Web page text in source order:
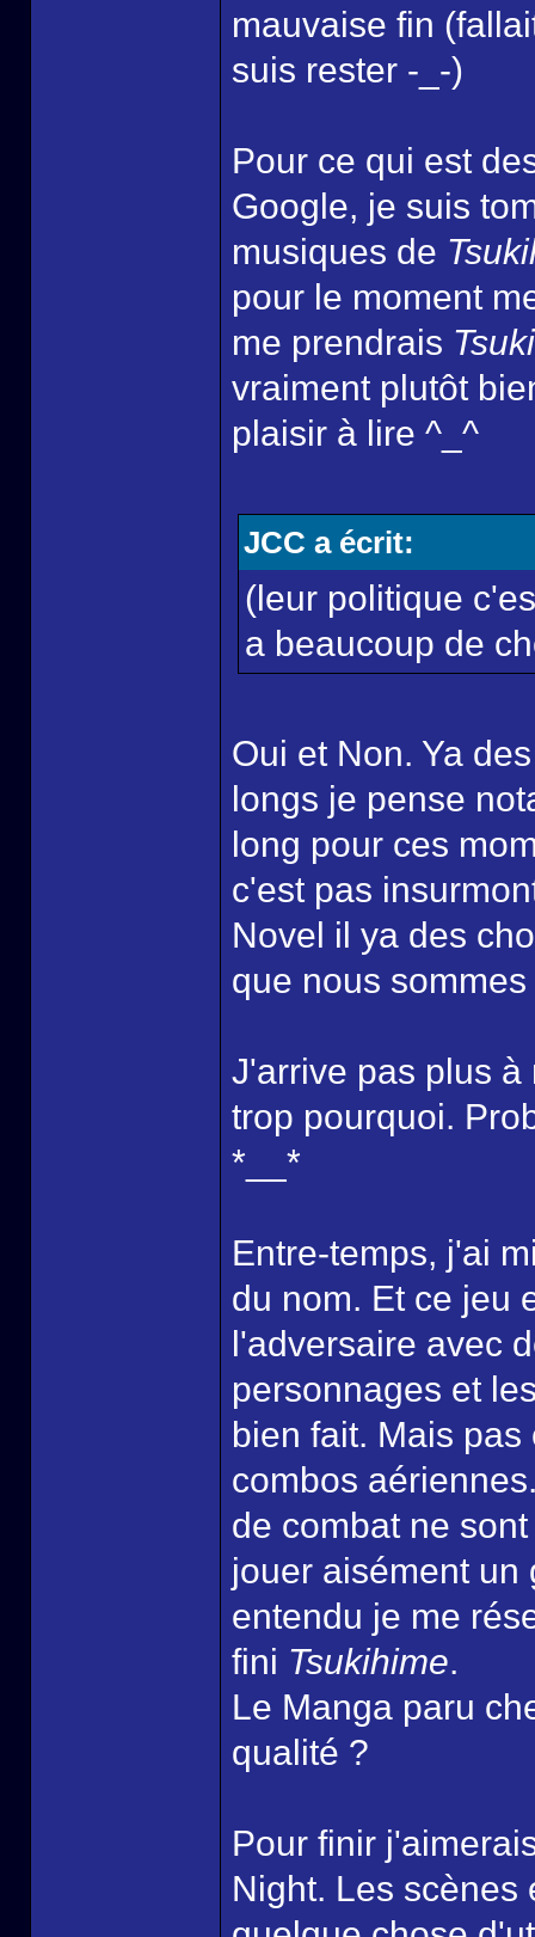
mauvaise fin
suis rester -_-)
Pour ce qui est
Google, je suis
musiques de
pour le moment
me prendrais
vraiment plutôt
plaisir à lire ^_^
JCC a écrit:
(leur politique
a beaucoup de
Oui et Non. Ya
longs je pense
long pour ces
c'est pas
Novel il ya des
que nous
J'arrive pas plus
trop pourquoi.
*__*
Entre-temps, j'ai
du nom. Et ce jeu
l'adversaire avec
personnages et
bien fait. Mais
combos
de combat ne
jouer aisément un
entendu je me
fini Tsukihime.
Le Manga paru
qualité ?
Pour finir
Night. Les scènes